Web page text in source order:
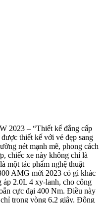
2023 – “Thiết kế đẳng cấp
thiết kế với vẻ đẹp sang
nét mạnh mẽ, phong cách
chiếc xe này không chỉ là
một tác phẩm nghệ thuật
AMG mới 2023 có gì khác
áp 2.0L 4 xy-lanh, cho công
cực đại 400 Nm. Điều này
trong vòng 6,2 giây. Động